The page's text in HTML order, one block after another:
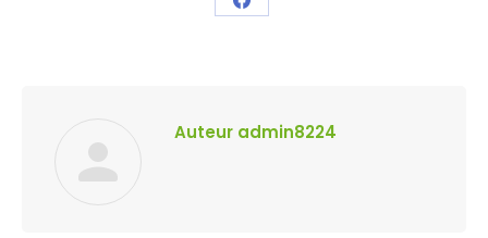
Partager
Auteur admin8224